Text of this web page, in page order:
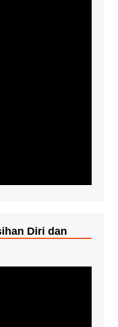
Diri dan